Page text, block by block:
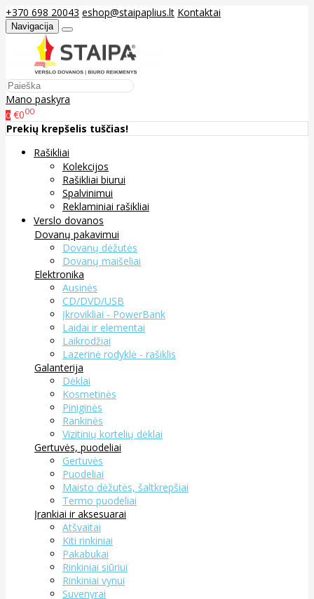
+370 698 20043 eshop@staipaplius.lt Kontaktai
Navigacija
Mano paskyra
0 €000
Prekių krepšelis tuščias!
Rašikliai
Kolekcijos
Rašikliai biurui
Spalvinimui
Reklaminiai rašikliai
Verslo dovanos
Dovanų pakavimui
Dovanų dėžutės
Dovanų maišeliai
Elektronika
Ausinės
CD/DVD/USB
Įkrovikliai - PowerBank
Laidai ir elementai
Laikrodžiai
Lazerinė rodyklė - rašiklis
Galanterija
Dėklai
Kosmetinės
Piniginės
Rankinės
Vizitinių kortelių dėklai
Gertuvės, puodeliai
Gertuvės
Puodeliai
Maisto dėžutės, šaltkrepšiai
Termo puodeliai
Įrankiai ir aksesuarai
Atšvaitai
Kiti rinkiniai
Pakabukai
Rinkiniai siūriui
Rinkiniai vynui
Suvenyrai